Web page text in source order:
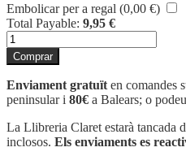
Embolicar per a regal (0,00 €)
Total Payable: 9,95 €
quantitat
de
EL
CÀTAR
PROSCRIT
Comprar
Enviament gratuït en comandes
peninsular i 80€ a Balears; o
La Llibreria Claret estarà tancada
inclosos. Els enviaments es